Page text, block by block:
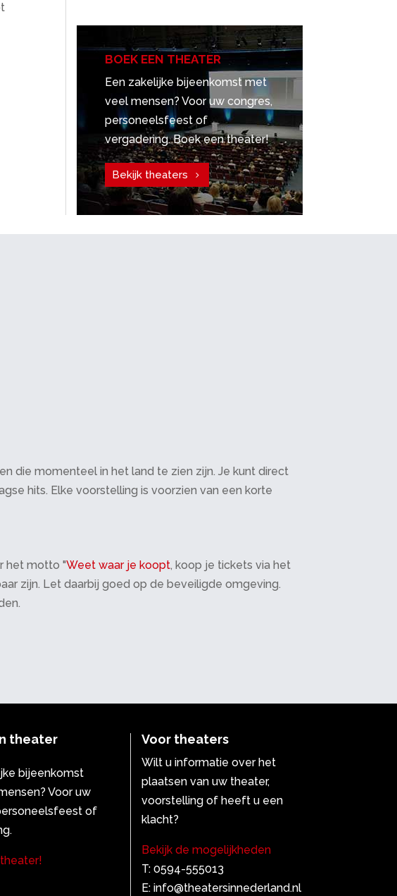
BOEK EEN THEATER
Een zakelijke bijeenkomst met
veel mensen? Voor uw congres,
personeelsfeest of
vergadering. Boek een theater!
Bekijk theaters
die momenteel in het land te zien zijn. Je kunt direct
hits. Elke voorstelling is voorzien van een korte
het motto "Weet waar je koopt, koop je tickets via het
zijn. Let daarbij goed op de beveiligde omgeving.
theater
bijeenkomst
Voor uw
of
Voor theaters
Wilt u informatie over het
plaatsen van uw theater,
voorstelling of heeft u een
klacht?
Bekijk de mogelijkheden
T: 0594-555013
E: info@theatersinnederland.nl